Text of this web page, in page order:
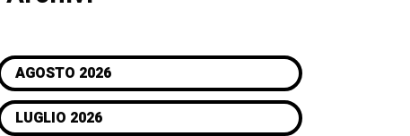
AGOSTO 2026
LUGLIO 2026